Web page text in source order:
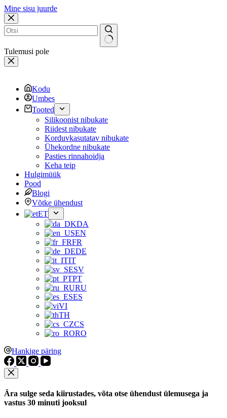
Mine sisu juurde
Tulemusi pole
Kodu
Umbes
Tooted
Silikoonist nibukate
Riidest nibukate
Korduvkasutatav nibukate
Ühekordne nibukate
Pasties rinnahoidja
Keha teip
Hulgimüük
Pood
Blogi
Võtke ühendust
ET
DA
EN
FR
DE
IT
SV
PT
RU
ES
VI
TH
CS
RO
Hankige päring
Ära sulge seda kiirustades, võta otse ühendust ülemusega ja
vastus 30 minuti jooksul